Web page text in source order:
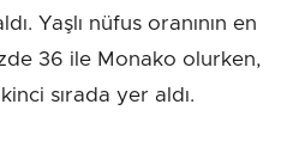
Yaşlı nüfus oranının en
36 ile Monako olurken,
sırada yer aldı.